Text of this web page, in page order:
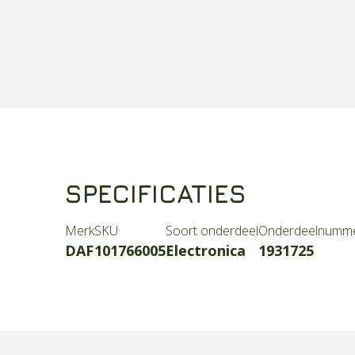
SPECIFICATIES
Merk
DAF
SKU
101766005
Soort onderdeel
Electronica 1931725